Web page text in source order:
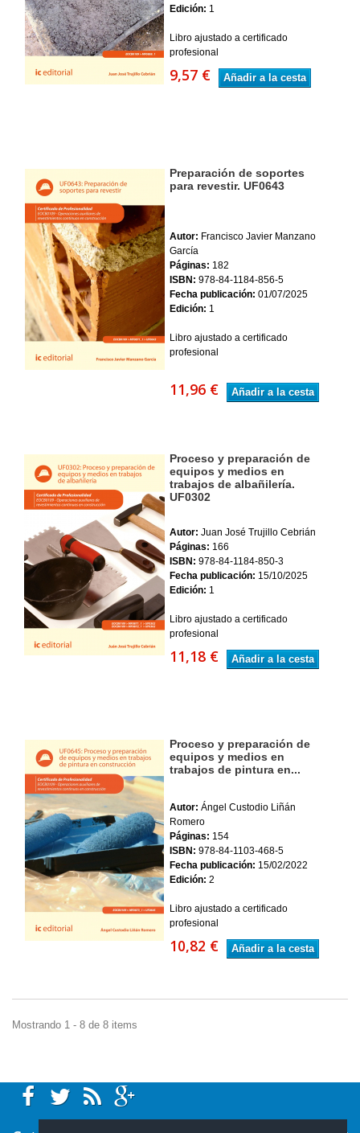
Edición: 1
Libro ajustado a certificado
profesional
9,57 € Añadir a la cesta
Preparación de soportes
para revestir. UF0643
Autor: Francisco Javier Manzano
García
Páginas: 182
ISBN: 978-84-1184-856-5
Fecha publicación: 01/07/2025
Edición: 1
Libro ajustado a certificado
profesional
11,96 € Añadir a la cesta
Proceso y preparación de
equipos y medios en
trabajos de albañilería.
UF0302
Autor: Juan José Trujillo Cebrián
Páginas: 166
ISBN: 978-84-1184-850-3
Fecha publicación: 15/10/2025
Edición: 1
Libro ajustado a certificado
profesional
11,18 € Añadir a la cesta
Proceso y preparación de
equipos y medios en
trabajos de pintura en...
Autor: Ángel Custodio Liñán
Romero
Páginas: 154
ISBN: 978-84-1103-468-5
Fecha publicación: 15/02/2022
Edición: 2
Libro ajustado a certificado
profesional
10,82 € Añadir a la cesta
Mostrando 1 - 8 de 8 items